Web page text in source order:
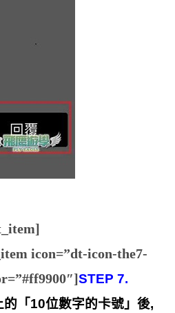
icon=”dt-icon-the7-
STEP 7.
「10位數字的卡號」後,